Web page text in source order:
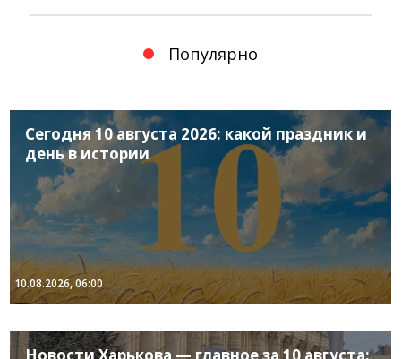
Популярно
Сегодня 10 августа 2026: какой праздник и
день в истории
10.08.2026, 06:00